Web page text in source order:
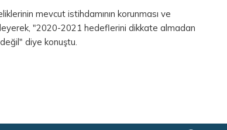
mevcut istihdamının korunması ve
"2020-2021 hedeflerini dikkate almadan
diye konuştu.